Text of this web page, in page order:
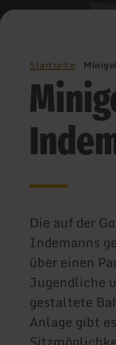
Startseite
Die auf der
Indemanns
über einen
Jugendliche
gestaltete
Anlage gibt